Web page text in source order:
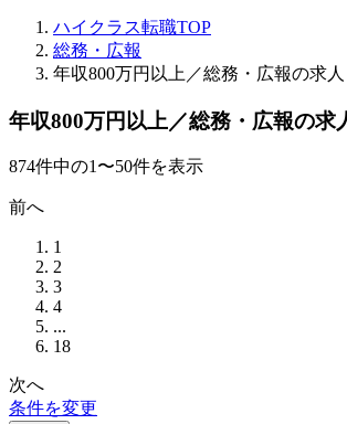
ハイクラス転職TOP
総務・広報
年収800万円以上／総務・広報の求
年収800万円以上／総務・広報の求
874件中の1〜50件を表示
前へ
1
2
3
4
...
18
次へ
条件を変更